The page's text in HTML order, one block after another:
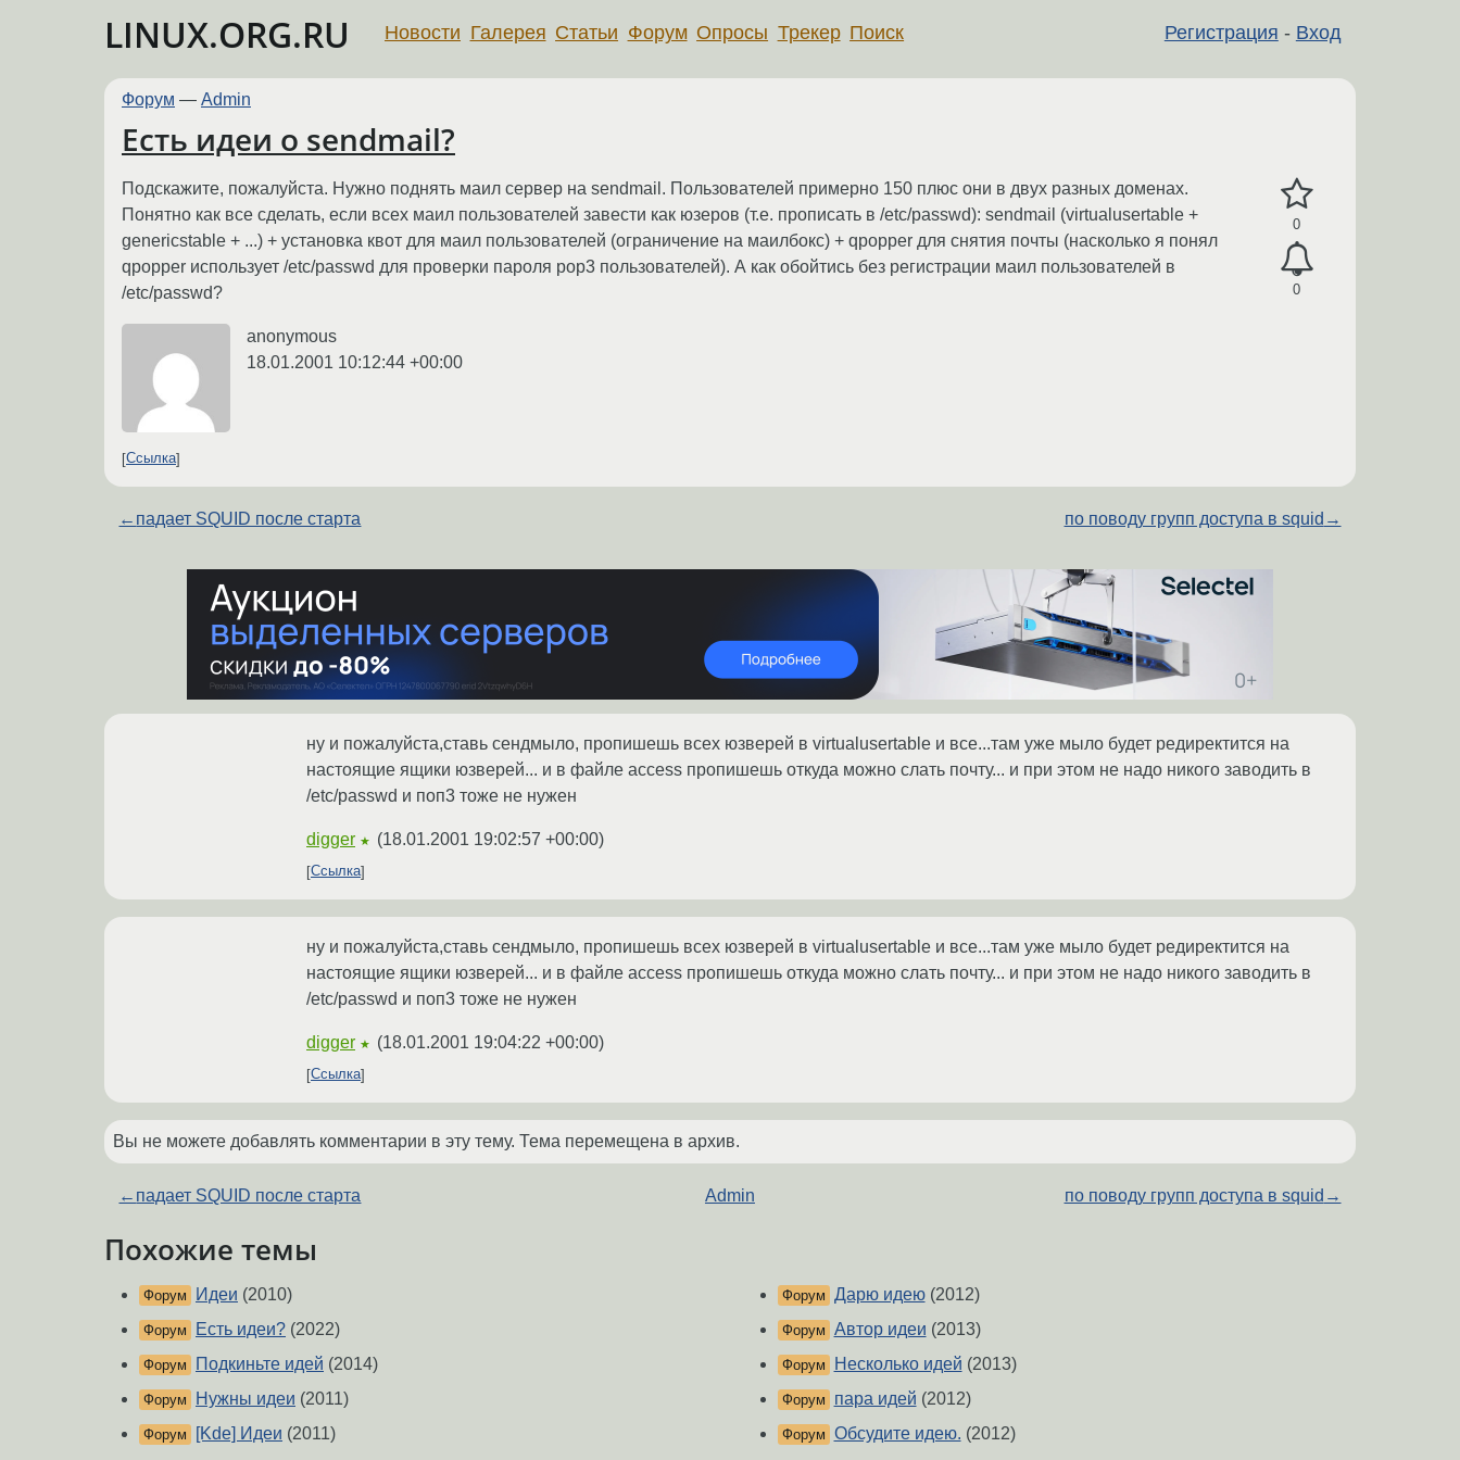
LINUX.ORG.RU Регистрация - Вход
Новости Галерея Статьи Форум Опросы Трекер Поиск
Форум — Admin
Есть идеи о sendmail?
0
0
Подскажите, пожалуйста. Нужно поднять маил сервер на sendmail. Пользователей примерно 150 плюс они в двух разных доменах.
Понятно как все сделать, если всех маил пользователей завести как юзеров (т.е. прописать в /etc/passwd): sendmail (virtualusertable +
genericstable + ...) + установка квот для маил пользователей (ограничение на маилбокс) + qpopper для снятия почты (насколько я понял
qpopper использует /etc/passwd для проверки пароля pop3 пользователей). А как обойтись без регистрации маил пользователей в
/etc/passwd?
anonymous
18.01.2001 10:12:44 +00:00
Ссылка
← падает SQUID после старта по поводу групп доступа в squid →
ну и пожалуйста,ставь сендмыло, пропишешь всех юзверей в virtualusertable и все...там уже мыло будет редиректится на
настоящие ящики юзверей... и в файле access пропишешь откуда можно слать почту... и при этом не надо никого заводить в
/etc/passwd и поп3 тоже не нужен
digger ★ (18.01.2001 19:02:57 +00:00)
Ссылка
ну и пожалуйста,ставь сендмыло, пропишешь всех юзверей в virtualusertable и все...там уже мыло будет редиректится на
настоящие ящики юзверей... и в файле access пропишешь откуда можно слать почту... и при этом не надо никого заводить в
/etc/passwd и поп3 тоже не нужен
digger ★ (18.01.2001 19:04:22 +00:00)
Ссылка
Вы не можете добавлять комментарии в эту тему. Тема перемещена в архив.
← падает SQUID после старта Admin по поводу групп доступа в squid →
Похожие темы
Форум Идеи (2010)
Форум Есть идеи? (2022)
Форум Подкиньте идей (2014)
Форум Нужны идеи (2011)
Форум [Kde] Идеи (2011)
Форум Дарю идею(2012)
Форум Автор идеи (2013)
Форум Несколько идей (2013)
Форум пара идей (2012)
Форум Обсудите идею. (2012)